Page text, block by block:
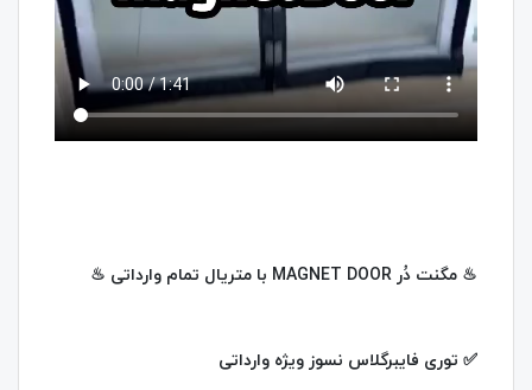
♨ مگنت دُر MAGNET DOOR با متریال تمام وارداتی ♨
✅ توری فایبرگلاس نسوز ویژه وارداتی